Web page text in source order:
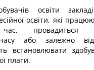
освіти
освіти, які
провадиться
або залежно від
встановлювати
плати.